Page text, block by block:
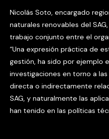
Nicolás Soto, encargado
naturales renovables del
trabajo conjunto entre el
“Una expresión práctica de
gestión, ha sido por ejemplo
investigaciones en torno a
directa o indirectamente
SAG, y naturalmente las
han tenido en las políticas